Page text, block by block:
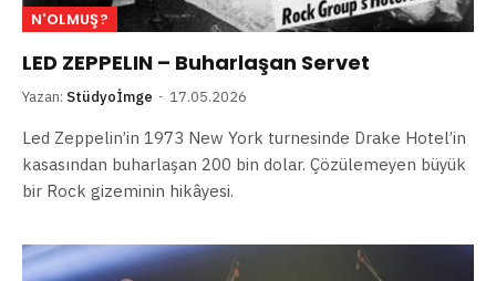
N'OLMUŞ?
LED ZEPPELIN – Buharlaşan Servet
Yazan: Stüdyoİmge 17.05.2026
Led Zeppelin’in 1973 New York turnesinde Drake Hotel’in
kasasından buharlaşan 200 bin dolar. Çözülemeyen büyük
bir Rock gizeminin hikâyesi.